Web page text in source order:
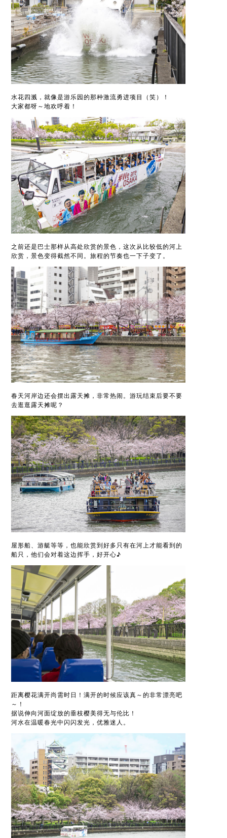
水花四溅，就像是游乐园的那种激流勇进项目（笑）！
大家都呀～地欢呼着！
之前还是巴士那样从高处欣赏的景色，这次从比较低的河上
欣赏，景色变得截然不同。旅程的节奏也一下子变了。
春天河岸边还会摆出露天摊，非常热闹。游玩结束后要不要
去逛逛露天摊呢？
屋形船、游艇等等，也能欣赏到好多只有在河上才能看到的
船只，他们会对着这边挥手，好开心♪
距离樱花满开尚需时日！满开的时候应该真～的非常漂亮吧
～！
据说伸向河面绽放的垂枝樱美得无与伦比！
河水在温暖春光中闪闪发光，优雅迷人。